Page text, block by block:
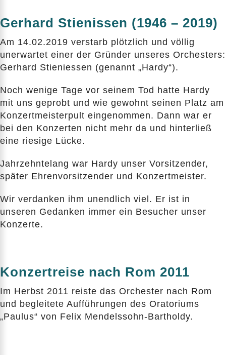
Gerhard Stienissen (1946 – 2019)
Am 14.02.2019 verstarb plötzlich und völlig
unerwartet einer der Gründer unseres Orchesters:
Gerhard Stieniessen (genannt „Hardy“).
Noch wenige Tage vor seinem Tod hatte Hardy
mit uns geprobt und wie gewohnt seinen Platz am
Konzertmeisterpult eingenommen. Dann war er
bei den Konzerten nicht mehr da und hinterließ
eine riesige Lücke.
Jahrzehntelang war Hardy unser Vorsitzender,
später Ehrenvorsitzender und Konzertmeister.
Wir verdanken ihm unendlich viel. Er ist in
unseren Gedanken immer ein Besucher unser
Konzerte.
Konzertreise nach Rom 2011
Im Herbst 2011 reiste das Orchester nach Rom
und begleitete Aufführungen des Oratoriums
„Paulus“ von Felix Mendelssohn-Bartholdy.